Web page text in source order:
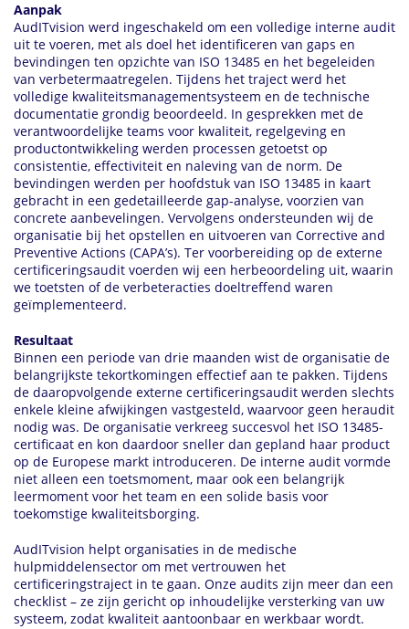
Aanpak
AudITvision werd ingeschakeld om een volledige interne audit
uit te voeren, met als doel het identificeren van gaps en
bevindingen ten opzichte van ISO 13485 en het begeleiden
van verbetermaatregelen. Tijdens het traject werd het
volledige kwaliteitsmanagementsysteem en de technische
documentatie grondig beoordeeld. In gesprekken met de
verantwoordelijke teams voor kwaliteit, regelgeving en
productontwikkeling werden processen getoetst op
consistentie, effectiviteit en naleving van de norm. De
bevindingen werden per hoofdstuk van ISO 13485 in kaart
gebracht in een gedetailleerde gap-analyse, voorzien van
concrete aanbevelingen. Vervolgens ondersteunden wij de
organisatie bij het opstellen en uitvoeren van Corrective and
Preventive Actions (CAPA’s). Ter voorbereiding op de externe
certificeringsaudit voerden wij een herbeoordeling uit, waarin
we toetsten of de verbeteracties doeltreffend waren
geïmplementeerd.
Resultaat
Binnen een periode van drie maanden wist de organisatie de
belangrijkste tekortkomingen effectief aan te pakken. Tijdens
de daaropvolgende externe certificeringsaudit werden slechts
enkele kleine afwijkingen vastgesteld, waarvoor geen heraudit
nodig was. De organisatie verkreeg succesvol het ISO 13485-
certificaat en kon daardoor sneller dan gepland haar product
op de Europese markt introduceren. De interne audit vormde
niet alleen een toetsmoment, maar ook een belangrijk
leermoment voor het team en een solide basis voor
toekomstige kwaliteitsborging.
AudITvision helpt organisaties in de medische
hulpmiddelensector om met vertrouwen het
certificeringstraject in te gaan. Onze audits zijn meer dan een
checklist – ze zijn gericht op inhoudelijke versterking van uw
systeem, zodat kwaliteit aantoonbaar en werkbaar wordt.